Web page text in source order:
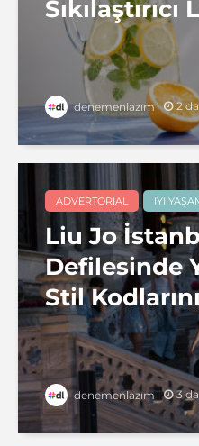
denemenlazım 2
ADVERTORIAL İYI
Liu Jo
Defilesinde
Stil
denemenlazım 3